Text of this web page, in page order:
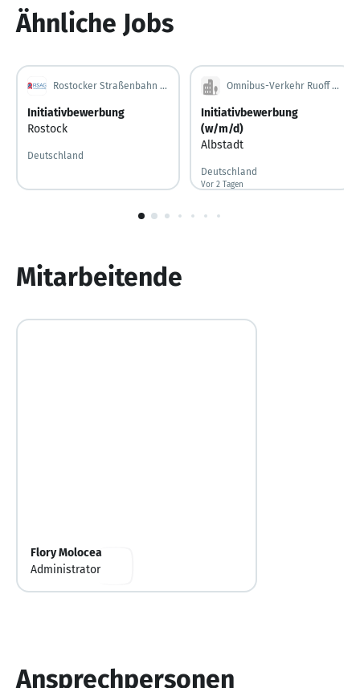
Ähnliche Jobs
Rostocker Straßenbahn AG
Initiativbewerbung
Rostock
Deutschland
Omnibus-Verkehr Ruoff GmbH
Initiativbewerbung
(w/m/d)
Albstadt
Deutschland
Vor 2 Tagen
Vor 2 Tagen veröffentlicht
1
Mitarbeitende
Flory Molocea
Administrator
Ansprechpersonen